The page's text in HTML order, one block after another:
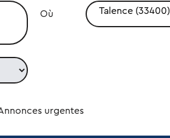
Où Talence (33400)
urgentes